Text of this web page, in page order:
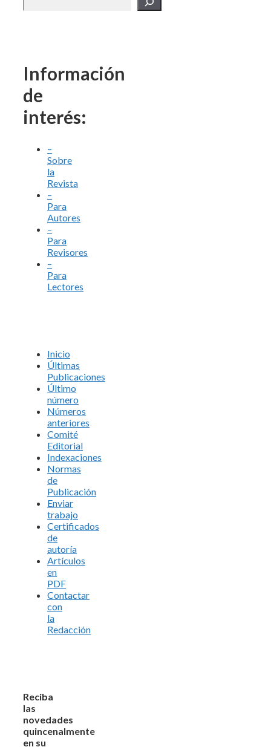
Información
de
interés:
–
Sobre
la
Revista
–
Para
Autores
–
Para
Revisores
–
Para
Lectores
Inicio
Últimas
Publicaciones
Último
número
Números
anteriores
Comité
Editorial
Indexaciones
Normas
de
Publicación
Enviar
trabajo
Certificados
de
autoría
Artículos
en
PDF
Contactar
con
la
Redacción
Reciba
las
novedades
quincenalmente
en su